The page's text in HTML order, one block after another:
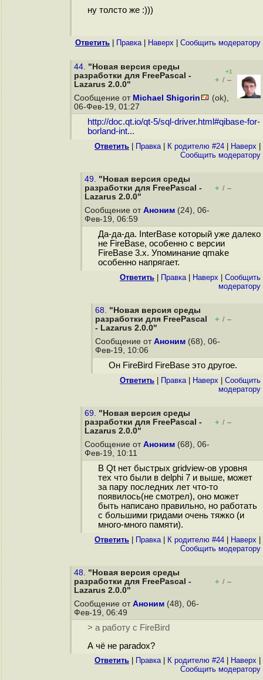
ну толсто же :)))
Ответить Правка| Наверх Cообщить модератору
44. "Новая версия среды
разработки для FreePascal -
Lazarus 2.0.0"
+1
+ / –
Сообщение от Michael Shigorin
(ok),
06-Фев-19, 01:27
http://doc.qt.io/qt-5/sql-driver.html#qibase-for-
borland-int...
Ответить Правка| К родителю #24 Наверх
Cообщить модератору
49. "Новая версия среды
разработки для FreePascal -
Lazarus 2.0.0"
+ / –
Сообщение от Аноним (24), 06-
Фев-19, 06:59
Да-да-да. InterBase который уже далеко
не FireBase, особенно с версии
FireBase 3.x. Упоминание qmake
особенно напрягает.
Ответить Правка| Наверх
Cообщить
модератору
68. "Новая версия среды
разработки для FreePascal
- Lazarus 2.0.0"
+ / –
Сообщение от Аноним (68), 06-
Фев-19, 10:06
Он FireBird FireBase это другое.
Ответить Правка| Наверх
Cообщить
модератору
69. "Новая версия среды
разработки для FreePascal -
Lazarus 2.0.0"
+ / –
Сообщение от Аноним (68), 06-
Фев-19, 10:11
В Qt нет быстрых gridview-ов уровня
тех что были в delphi 7 и выше, может
за пару последних лет что-то
появилось(не смотрел), оно может
быть написано правильно, но работать
с большими гридами очень тяжко (и
много-много памяти).
Ответить Правка| К родителю #44 Наверх
Cообщить модератору
48. "Новая версия среды
разработки для FreePascal -
Lazarus 2.0.0"
+ / –
Сообщение от Аноним (48), 06-
Фев-19, 06:49
> а работу с FireBird
А чё не paradox?
Ответить Правка| К родителю #24 Наверх
Cообщить модератору